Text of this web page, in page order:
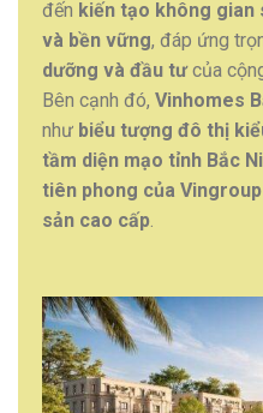
đến kiến tạo không gian
và bền vững, đáp ứng
dưỡng và đầu tưcủa
Bên cạnh đó, Vinhomes
như biểu tượng đô thị
tầm diện mạo tỉnh Bắc
tiên phong của Vingroup
sản cao cấp.